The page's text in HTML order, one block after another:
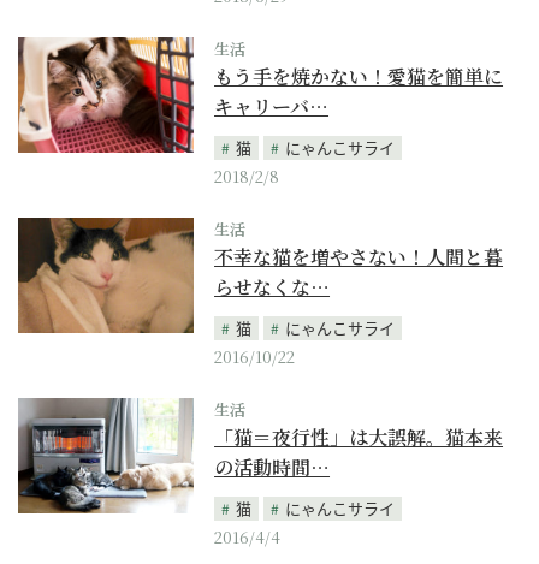
生活
もう手を焼かない！愛猫を簡単に
キャリーバ…
猫
にゃんこサライ
2018/2/8
生活
不幸な猫を増やさない！人間と暮
らせなくな…
猫
にゃんこサライ
2016/10/22
生活
「猫＝夜行性」は大誤解。猫本来
の活動時間…
猫
にゃんこサライ
2016/4/4